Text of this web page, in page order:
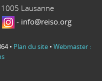
1005 Lausanne
- info@reiso.org
• Plan du site • Webmaster :